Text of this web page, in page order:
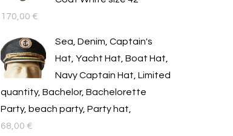
170,00 €
Sea, Denim, Captain's
Hat, Yacht Hat, Boat Hat,
Navy Captain Hat, Limited
quantity, Bachelor, Bachelorette
Party, beach party, Party hat,
68,00 €